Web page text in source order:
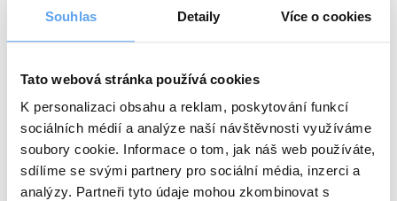
Souhlas Detaily Více o cookies
Tato webová stránka používá cookies
K personalizaci obsahu a reklam, poskytování funkcí
sociálních médií a analýze naší návštěvnosti využíváme
soubory cookie. Informace o tom, jak náš web používáte,
sdílíme se svými partnery pro sociální média, inzerci a
analýzy. Partneři tyto údaje mohou zkombinovat s